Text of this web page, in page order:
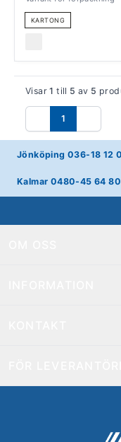
KARTONG
Visar1 till 5 av 5
Föregående
1
Nästa
Jönköping 036-18 12
Kalmar 0480-45 64 80